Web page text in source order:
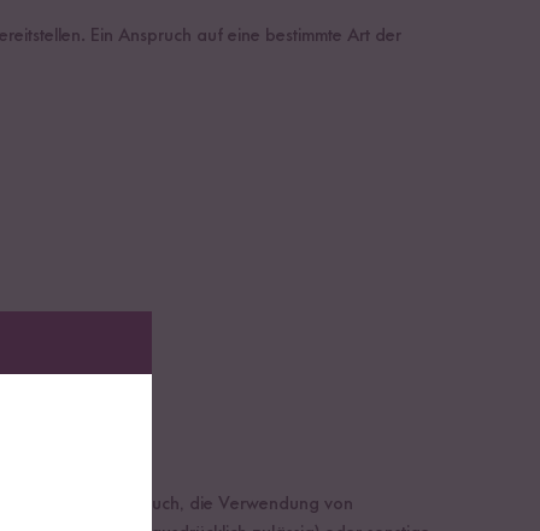
Ein Anspruch auf eine bestimmte Art der
normalen Gebrauch, die Verwendung von